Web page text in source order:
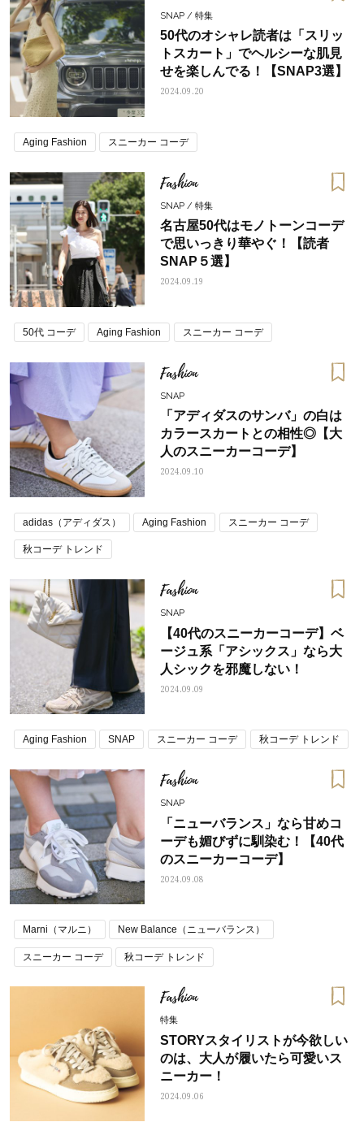
SNAP / 特集
50代のオシャレ読者は「スリッ
トスカート」でヘルシーな肌見
せを楽しんでる！【SNAP3選】
2024.09.20
Aging Fashion スニーカー コーデ
Fashion
SNAP / 特集
名古屋50代はモノトーンコーデ
で思いっきり華やぐ！【読者
SNAP５選】
2024.09.19
50代 コーデ Aging Fashion スニーカー コーデ
Fashion
SNAP
「アディダスのサンバ」の白は
カラースカートとの相性◎【大
人のスニーカーコーデ】
2024.09.10
adidas（アディダス） Aging Fashion スニーカー コーデ
秋コーデ トレンド
Fashion
SNAP
【40代のスニーカーコーデ】ベ
ージュ系「アシックス」なら大
人シックを邪魔しない！
2024.09.09
Aging Fashion SNAP スニーカー コーデ 秋コーデ トレンド
Fashion
SNAP
「ニューバランス」なら甘めコ
ーデも媚びずに馴染む！【40代
のスニーカーコーデ】
2024.09.08
Marni（マルニ） New Balance（ニューバランス）
スニーカー コーデ 秋コーデ トレンド
Fashion
特集
STORYスタイリストが今欲しい
のは、大人が履いたら可愛いス
ニーカー！
2024.09.06